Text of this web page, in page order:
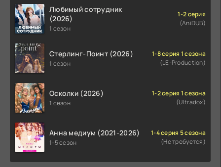
Любимый сотрудник
(2026)
1 сезон
1-2 серия
(AniDUB)
Стерлинг-Поинт (2026)
1 сезон
1-8 серия 1 сезона
(LE-Production)
Осколки (2026)
1 сезон
1-2 серия 1 сезона
(Ultradox)
Анна медиум (2021-2026)
1-5 сезон
1-4 серия 5 сезона
(Не требуется)